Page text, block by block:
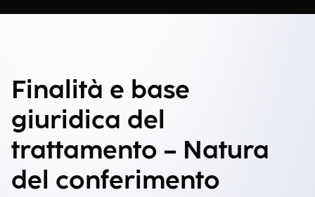
Finalità e base
giuridica del
trattamento – Natura
del conferimento